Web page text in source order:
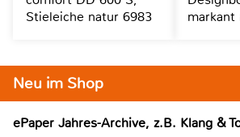
Neu im Shop
ePaper Jahres-Archive, z.B. Klang &
Stieleiche natur 6983
markant